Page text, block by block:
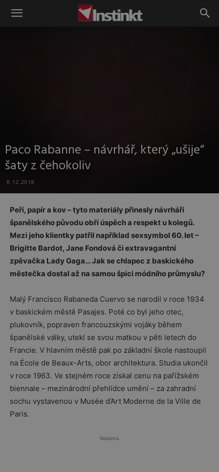
Instinkt
Paco Rabanne – návrhář, který „ušije“
šaty z čehokoliv
8.12.2018
Peří, papír a kov – tyto materiály přinesly návrháři
španělského původu obří úspěch a respekt u kolegů.
Mezi jeho klientky patřil například sexsymbol 60. let –
Brigitte Bardot, Jane Fondová či extravagantní
zpěvačka Lady Gaga… Jak se chlapec z baskického
městečka dostal až na samou špici módního průmyslu?
Malý Francisco Rabaneda Cuervo se narodil v roce 1934
v baskickém městě Pasajes. Poté co byl jeho otec,
plukovník, popraven francouzskými vojáky během
španělské války, utekl se svou matkou v pěti letech do
Francie. V hlavním městě pak po základní škole nastoupil
na École de Beaux-Arts, obor architektura. Studia ukončil
v roce 1963. Ve stejném roce získal cenu na pařížském
biennale – mezinárodní přehlídce umění – za zahradní
sochu vystavenou v Musée d’Art Moderne de la Ville de
Paris.
Reklama